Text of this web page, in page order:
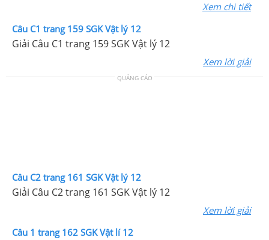
Xem chi tiết
Câu C1 trang 159 SGK Vật lý 12
Giải Câu C1 trang 159 SGK Vật lý 12
Xem lời giải
QUẢNG CÁO
Câu C2 trang 161 SGK Vật lý 12
Giải Câu C2 trang 161 SGK Vật lý 12
Xem lời giải
Câu 1 trang 162 SGK Vật lí 12